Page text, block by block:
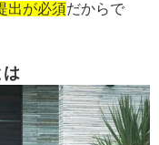
出が必須だからで